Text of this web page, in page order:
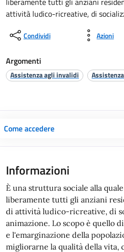
attività ludico-ricreative, di
Condividi Azioni
Argomenti
Assistenza agli invalidi
Come accedere
Informazioni
È una struttura sociale alla
liberamente tutti gli anziani
di attività ludico-ricreative, di
animazione. Lo scopo è quello
e l'emarginazione della
migliorarne la qualità della vita,